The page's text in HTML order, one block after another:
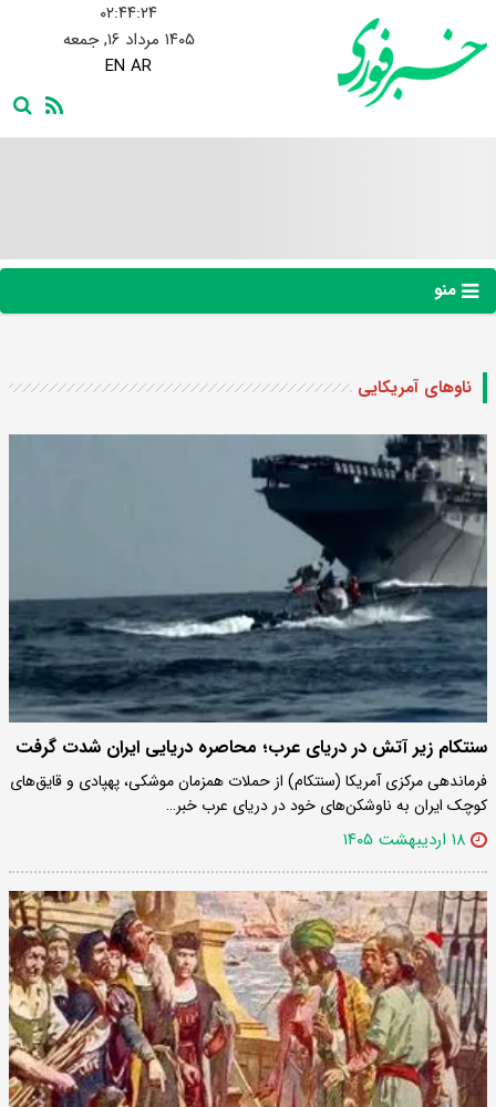
۰۲:۴۴:۲۵
۱۴۰۵ مرداد ۱۶, جمعه
EN AR
منو
ناوهای آمریکایی
سنتکام زیر آتش در دریای عرب؛ محاصره دریایی ایران شدت گرفت
فرماندهی مرکزی آمریکا (سنتکام) از حملات همزمان موشکی، پهپادی و قایق‌های
کوچک ایران به ناوشکن‌های خود در دریای عرب خبر…
۱۸ اردیبهشت ۱۴۰۵